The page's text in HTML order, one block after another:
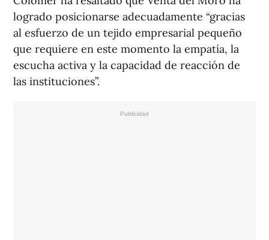
logrado posicionarse adecuadamente “gracias
al esfuerzo de un tejido empresarial pequeño
que requiere en este momento la empatía, la
escucha activa y la capacidad de reacción de
las instituciones”.